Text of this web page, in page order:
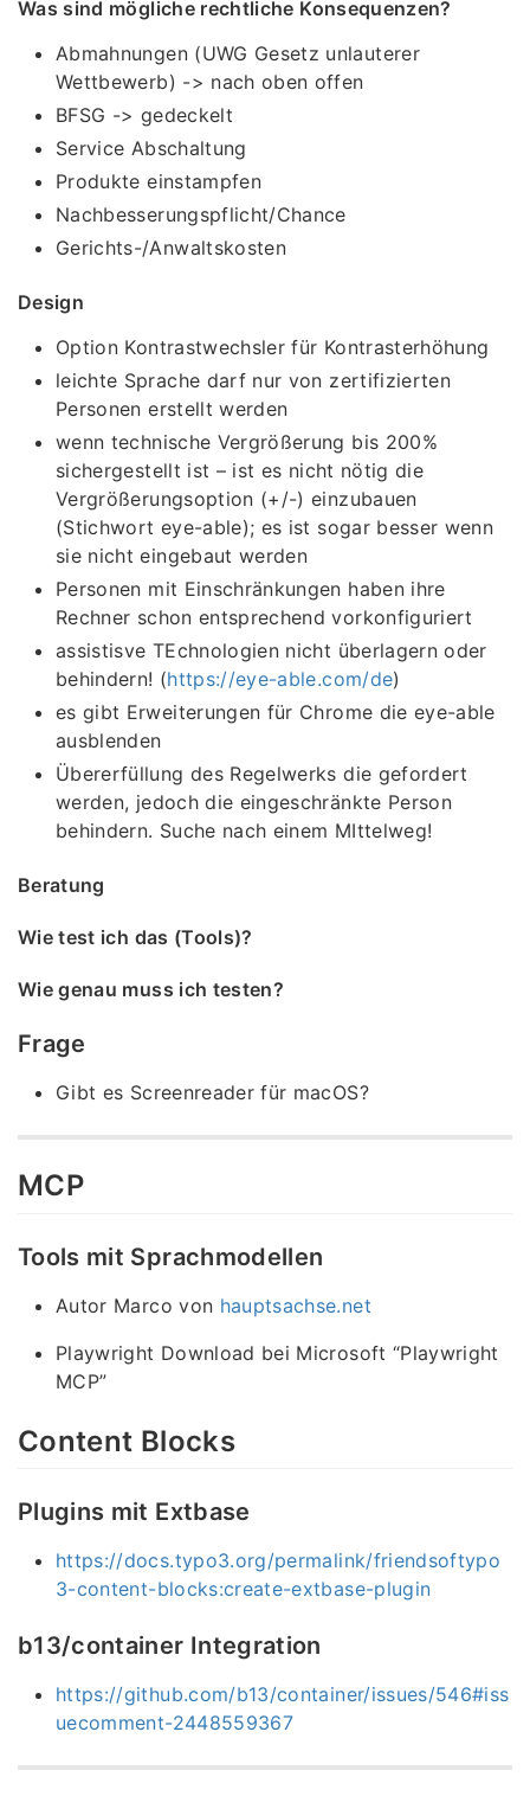
Was sind mögliche rechtliche Konsequenzen?
Abmahnungen (UWG Gesetz unlauterer
Wettbewerb) -> nach oben offen
BFSG -> gedeckelt
Service Abschaltung
Produkte einstampfen
Nachbesserungspflicht/Chance
Gerichts-/Anwaltskosten
Design
Option Kontrastwechsler für Kontrasterhöhung
leichte Sprache darf nur von zertifizierten
Personen erstellt werden
wenn technische Vergrößerung bis 200%
sichergestellt ist – ist es nicht nötig die
Vergrößerungsoption (+/-) einzubauen
(Stichwort eye-able); es ist sogar besser wenn
sie nicht eingebaut werden
Personen mit Einschränkungen haben ihre
Rechner schon entsprechend vorkonfiguriert
assistisve TEchnologien nicht überlagern oder
behindern! (https://eye-able.com/de)
es gibt Erweiterungen für Chrome die eye-able
ausblenden
Übererfüllung des Regelwerks die gefordert
werden, jedoch die eingeschränkte Person
behindern. Suche nach einem MIttelweg!
Beratung
Wie test ich das (Tools)?
Wie genau muss ich testen?
Frage
Gibt es Screenreader für macOS?
MCP
Tools mit Sprachmodellen
Autor Marco von hauptsachse.net
Playwright Download bei Microsoft “Playwright
MCP”
Content Blocks
Plugins mit Extbase
https://docs.typo3.org/permalink/friendsoftypo
3-content-blocks:create-extbase-plugin
b13/container Integration
https://github.com/b13/container/issues/546#iss
uecomment-2448559367